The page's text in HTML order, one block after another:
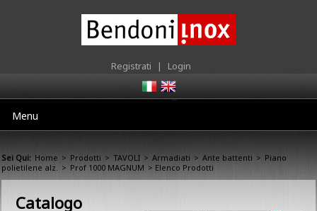
Registrati | Login
Menu
Sei Qui: Home > Prodotti > TAVOLI > Armadiati > Ante battenti > Piano
polietilene alz. > Prof 1000 MAGNUM > Elenco Prodotti
Catalogo